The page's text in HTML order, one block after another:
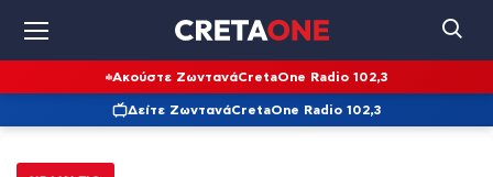
Ακούστε ΖωντανάCretaOne Radio 102,3
Δείτε ΖωντανάCretaOne Radio 102,3